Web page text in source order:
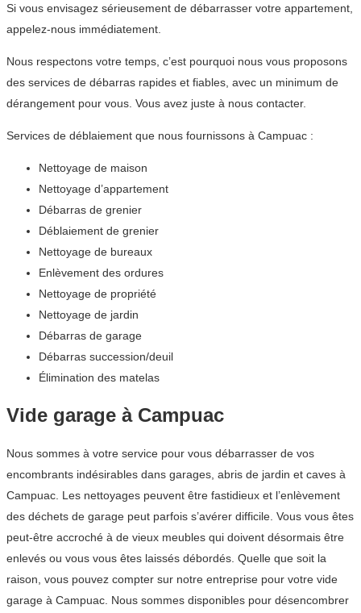
Si vous envisagez sérieusement de débarrasser votre appartement,
appelez-nous immédiatement.
Nous respectons votre temps, c’est pourquoi nous vous proposons
des services de débarras rapides et fiables, avec un minimum de
dérangement pour vous. Vous avez juste à nous contacter.
Services de déblaiement que nous fournissons à Campuac :
Nettoyage de maison
Nettoyage d’appartement
Débarras de grenier
Déblaiement de grenier
Nettoyage de bureaux
Enlèvement des ordures
Nettoyage de propriété
Nettoyage de jardin
Débarras de garage
Débarras succession/deuil
Élimination des matelas
Vide garage à Campuac
Nous sommes à votre service pour vous débarrasser de vos
encombrants indésirables dans garages, abris de jardin et caves à
Campuac. Les nettoyages peuvent être fastidieux et l’enlèvement
des déchets de garage peut parfois s’avérer difficile. Vous vous êtes
peut-être accroché à de vieux meubles qui doivent désormais être
enlevés ou vous vous êtes laissés débordés. Quelle que soit la
raison, vous pouvez compter sur notre entreprise pour votre vide
garage à Campuac. Nous sommes disponibles pour désencombrer